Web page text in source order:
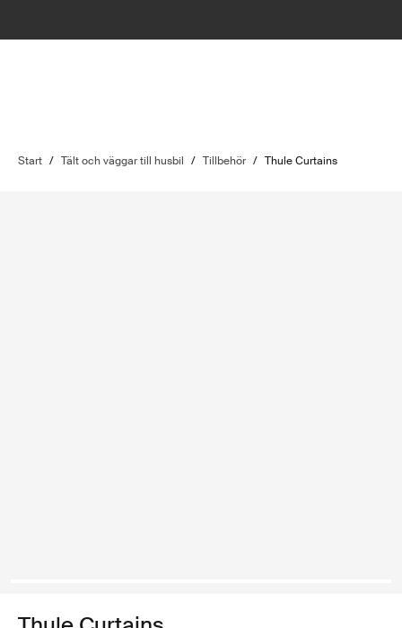
Start / Tält och väggar till husbil / Tillbehör / Thule Curtains